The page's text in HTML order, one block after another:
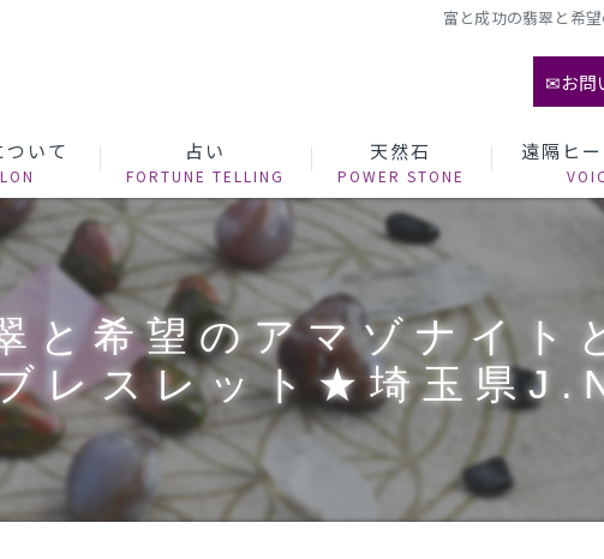
富と成功の翡翠と希
✉お問
いて 占い 天然石 遠隔ヒ
と希望のアマゾナイト
レスレット★埼玉県